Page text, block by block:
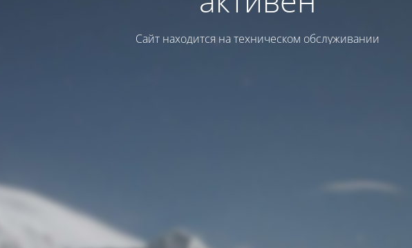
Сайт находится на техническом обслуживании